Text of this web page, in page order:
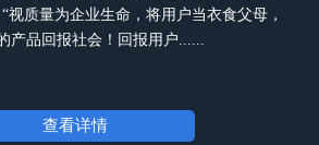
视质量为企业生命，将用户当衣食父母，
产品回报社会！回报用户......
查看详情